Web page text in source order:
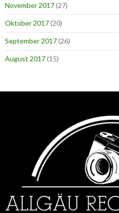
November 2017(27)
Oktober 2017(20)
September 2017(26)
August 2017(15)